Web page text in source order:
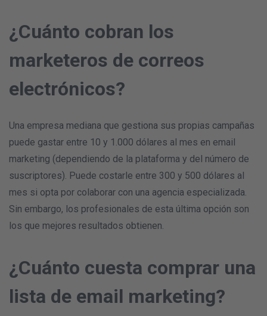
¿Cuánto cobran los
marketeros de correos
electrónicos?
Una empresa mediana que gestiona sus propias campañas
puede gastar entre 10 y 1.000 dólares al mes en email
marketing (dependiendo de la plataforma y del número de
suscriptores). Puede costarle entre 300 y 500 dólares al
mes si opta por colaborar con una agencia especializada.
Sin embargo, los profesionales de esta última opción son
los que mejores resultados obtienen.
¿Cuánto cuesta comprar una
lista de email marketing?